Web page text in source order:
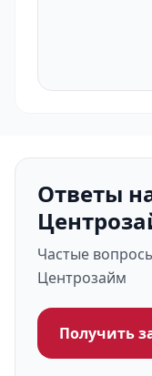
Ответы
Частые
Центрозайм
Получить